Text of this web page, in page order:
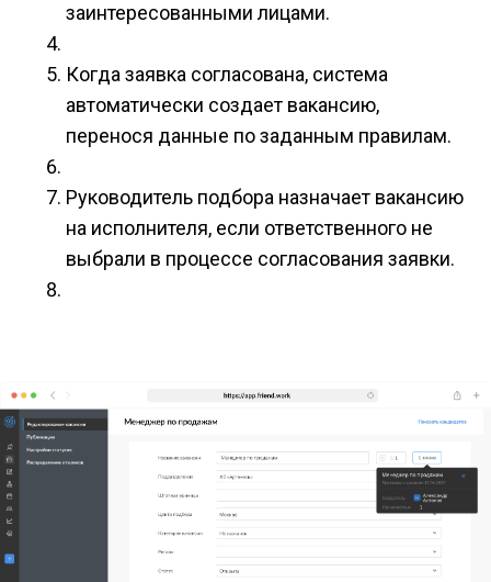
заинтересованными лицами.
Когда заявка согласована, система
автоматически создает вакансию,
перенося данные по заданным правилам.
Руководитель подбора назначает вакансию
на исполнителя, если ответственного не
выбрали в процессе согласования заявки.